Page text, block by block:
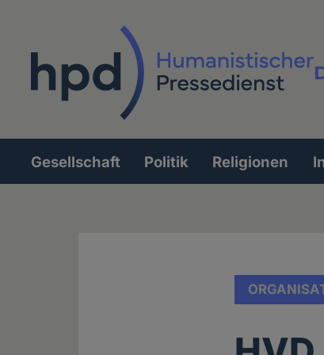
Hauptnavigation
Gesellschaft Politik Religionen